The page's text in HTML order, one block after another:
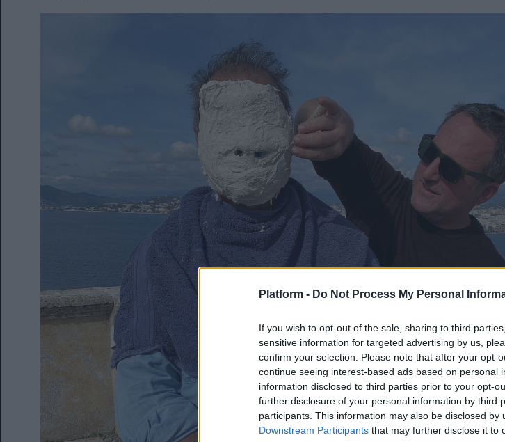
Platform - Do Not Process My Personal
If you wish to opt-out of the sale, sharing to third
sensitive information for targeted advertising by us,
confirm your selection. Please note that after your opt-
continue seeing interest-based ads based on personal
information disclosed to third parties prior to your opt-
further disclosure of your personal information by third
participants. This information may also be disclosed by
Downstream Participants that may further disclose it to